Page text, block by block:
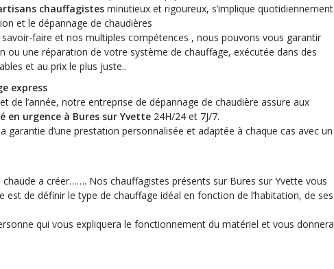
chauffagistes minutieux et rigoureux, s’implique quotidiennement
et le dépannage de chaudières
faire et nos multiples compétences , nous pouvons vous garantir
ou une réparation de votre système de chauffage, exécutée dans des
et au prix le plus juste..
express
l’année, notre entreprise de dépannage de chaudière assure aux
en urgence à Bures sur Yvette 24H/24 et 7J/7.
garantie d’une prestation personnalisée et adaptée à chaque cas avec un
a créer……. Nos chauffagistes présents sur Bures sur Yvette vous
de définir le type de chauffage idéal en fonction de l’habitation, de ses
qui vous expliquera le fonctionnement du matériel et vous donnera